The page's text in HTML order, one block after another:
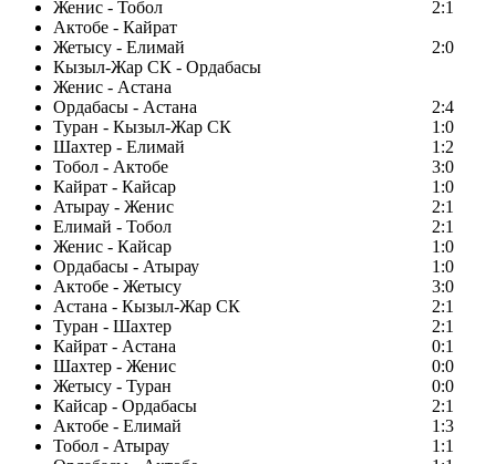
Женис - Тобол
2:1
Актобе - Кайрат
Жетысу - Елимай
2:0
Кызыл-Жар СК - Ордабасы
Женис - Астана
Ордабасы - Астана
2:4
Туран - Кызыл-Жар СК
1:0
Шахтер - Елимай
1:2
Тобол - Актобе
3:0
Кайрат - Кайсар
1:0
Атырау - Женис
2:1
Елимай - Тобол
2:1
Женис - Кайсар
1:0
Ордабасы - Атырау
1:0
Актобе - Жетысу
3:0
Астана - Кызыл-Жар СК
2:1
Туран - Шахтер
2:1
Кайрат - Астана
0:1
Шахтер - Женис
0:0
Жетысу - Туран
0:0
Кайсар - Ордабасы
2:1
Актобе - Елимай
1:3
Тобол - Атырау
1:1